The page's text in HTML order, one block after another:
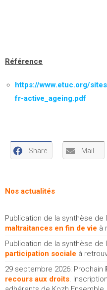
Référence
https://www.etuc.org/
fr-active_ageing.pdf
Share Mail
Nos actualités
Publication de la synthèse de
maltraitances en fin de vie à
Publication de la synthèse de
participation sociale à
29 septembre 2026: Prochain
recours aux droits.